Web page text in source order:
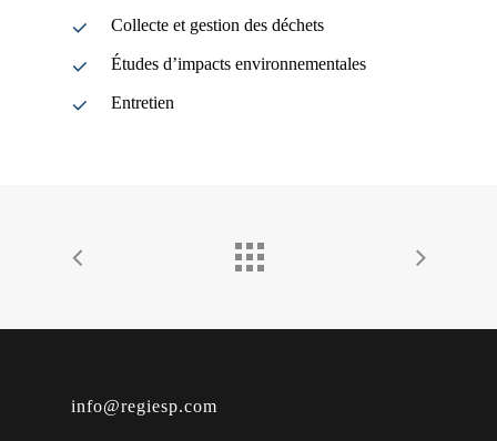
Collecte et gestion des déchets
Études d’impacts environnementales
Entretien
info@regiesp.com